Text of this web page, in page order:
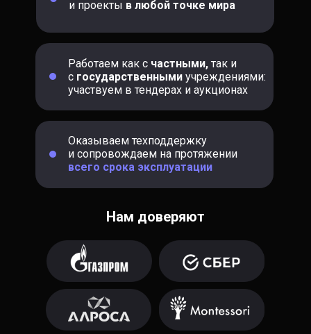
и проекты в любой точке мира
Работаем как с частными, так и
с государственными учреждениями:
участвуем в тендерах и аукционах
Оказываем техподдержку
и сопровождаем на протяжении
всего срока эксплуатации
Нам доверяют